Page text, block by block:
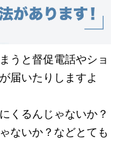
うと督促電話やショ
届いたりしますよ
くるんじゃないか？
ないか？などとても